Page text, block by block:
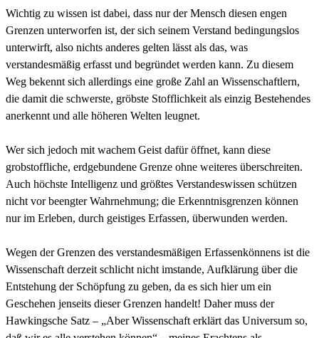
Wichtig zu wissen ist dabei, dass nur der Mensch diesen engen
Grenzen unterworfen ist, der sich seinem Verstand bedingungslos
unterwirft, also nichts anderes gelten lässt als das, was
verstandesmäßig erfasst und begründet werden kann. Zu diesem
Weg bekennt sich allerdings eine große Zahl an Wissenschaftlern,
die damit die schwerste, gröbste Stofflichkeit als einzig Bestehendes
anerkennt und alle höheren Welten leugnet.
Wer sich jedoch mit wachem Geist dafür öffnet, kann diese
grobstoffliche, erdgebundene Grenze ohne weiteres überschreiten.
Auch höchste Intelligenz und größtes Verstandeswissen schützen
nicht vor beengter Wahrnehmung; die Erkenntnisgrenzen können
nur im Erleben, durch geistiges Erfassen, überwunden werden.
Wegen der Grenzen des verstandesmäßigen Erfassenkönnens ist die
Wissenschaft derzeit schlicht nicht imstande, Aufklärung über die
Entstehung der Schöpfung zu geben, da es sich hier um ein
Geschehen jenseits dieser Grenzen handelt! Daher muss der
Hawkingsche Satz – „Aber Wissenschaft erklärt das Universum so,